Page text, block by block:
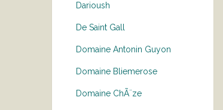
Darioush
De Saint Gall
Domaine Antonin Guyon
Domaine Bliemerose
Domaine ChÃ¨ze